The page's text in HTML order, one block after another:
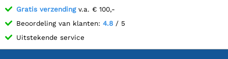
Gratis verzendingv.a. € 100,-
Beoordeling van klanten: 4.8 / 5
Uitstekende service